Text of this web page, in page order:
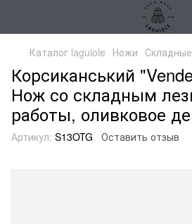
Каталог laguiole Ножи Складные
Корсиканський
Нож со складным
работы, оливковое
Артикул: S13OTG Оставить отзыв